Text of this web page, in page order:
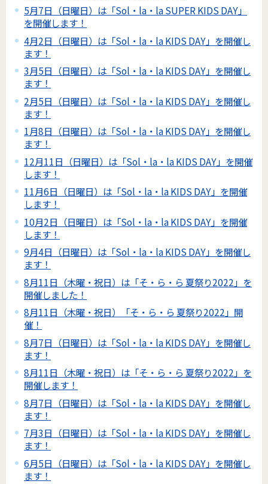
5月7日（日曜日）は「Sol・la・la SUPER KIDS DAY」
を開催します！
4月2日（日曜日）は「Sol・la・la KIDS DAY」を開催し
ます！
3月5日（日曜日）は「Sol・la・la KIDS DAY」を開催し
ます！
2月5日（日曜日）は「Sol・la・la KIDS DAY」を開催し
ます！
1月8日（日曜日）は「Sol・la・la KIDS DAY」を開催し
ます！
12月11日（日曜日）は「Sol・la・la KIDS DAY」を開催
します！
11月6日（日曜日）は「Sol・la・la KIDS DAY」を開催
します！
10月2日（日曜日）は「Sol・la・la KIDS DAY」を開催
します！
9月4日（日曜日）は「Sol・la・la KIDS DAY」を開催し
ます！
8月11日（木曜・祝日）は「そ・ら・ら 夏祭り2022」を
開催しました！
8月11日（木曜・祝日）「そ・ら・ら 夏祭り2022」開
催！
8月7日（日曜日）は「Sol・la・la KIDS DAY」を開催し
ます！
8月11日（木曜・祝日）は「そ・ら・ら 夏祭り2022」を
開催します！
8月7日（日曜日）は「Sol・la・la KIDS DAY」を開催し
ます！
7月3日（日曜日）は「Sol・la・la KIDS DAY」を開催し
ます！
6月5日（日曜日）は「Sol・la・la KIDS DAY」を開催し
ます！